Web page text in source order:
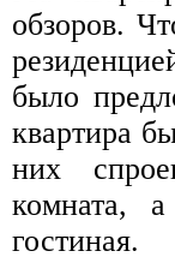
обзоров.
было
квартира
них
комната,
гостиная.